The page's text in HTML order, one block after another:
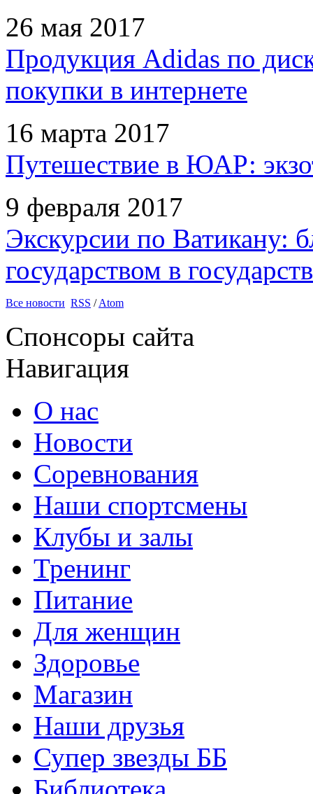
26 мая 2017
Продукция Adidas по
покупки в интернете
16 марта 2017
Путешествие в ЮАР:
9 февраля 2017
Экскурсии по Ватикану:
государством в
Все новости RSS /Atom
Спонсоры сайта
Навигация
О нас
Новости
Соревнования
Наши спортсмены
Клубы и залы
Тренинг
Питание
Для женщин
Здоровье
Магазин
Наши друзья
Супер звезды ББ